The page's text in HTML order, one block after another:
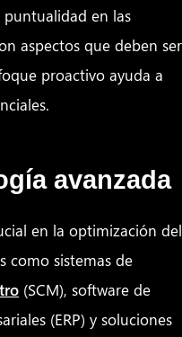
en las
aspectos que deben ser
proactivo ayuda a
avanzada
en la optimización del
como sistemas de
(SCM), software de
(ERP) y soluciones